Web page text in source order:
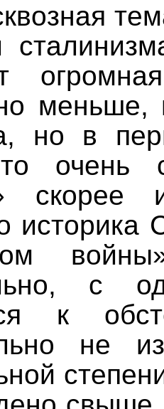
меньше,
но в
то очень
скорее
с
к
не